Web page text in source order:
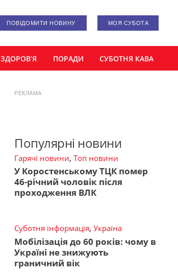
ПОВІДОМИТИ НОВИНУ МОЯ СУБОТА
ЗДОРОВ’Я ПОРАДИ СУБОТНЯ КАВА
РЕКЛАМА
Популярні новини
Гарячі новини, Топ новини
У Коростенському ТЦК помер
46-річний чоловік після
проходження ВЛК
Суботня інформація, Україна
Мобілізація до 60 років: чому в
Україні не знижують
граничний вік